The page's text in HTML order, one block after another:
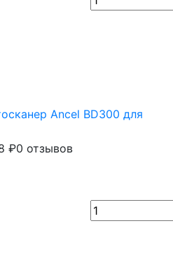
Ancel BD300 для
₽0 отзывов